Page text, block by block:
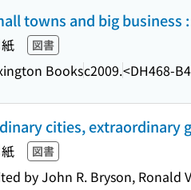
towns and big business
紙 図書
Booksc2009.<DH468-
cities, extraordinary
紙 図書
by John R. Bryson, Ronald